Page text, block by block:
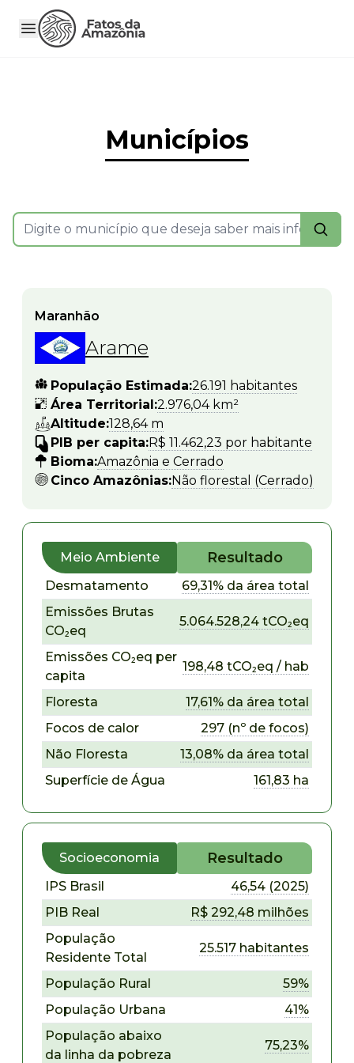
Municípios
Maranhão
Arame
População Estimada:26.191 habitantes
Área Territorial:2.976,04 km²
Altitude:128,64 m
PIB per capita:R$ 11.462,23 por habitante
Bioma:Amazônia e Cerrado
Cinco Amazônias:Não florestal (Cerrado)
Meio Ambiente Resultado
Desmatamento
69,31% da área total
Emissões Brutas
CO₂eq
5.064.528,24 tCO₂eq
Emissões CO₂eq per
capita
198,48 tCO₂eq / hab
Floresta
17,61% da área total
Focos de calor
297 (nº de focos)
Não Floresta
13,08% da área total
Superfície de Água
161,83 ha
Socioeconomia Resultado
IPS Brasil
46,54 (2025)
PIB Real
R$ 292,48 milhões
População
Residente Total
25.517 habitantes
População Rural
59%
População Urbana
41%
População abaixo
da linha da pobreza
75,23%